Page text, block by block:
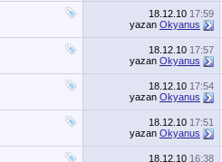
18.12.10 17:59
yazan Okyanus
18.12.10 17:57
yazan Okyanus
18.12.10 17:54
yazan Okyanus
18.12.10 17:51
yazan Okyanus
18.12.10 16:38